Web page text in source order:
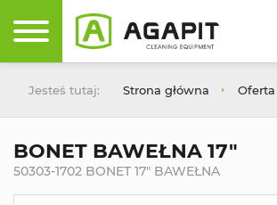
Jesteś tutaj: Strona główna Oferta
BONET BAWEŁNA 17"
50303-1702 BONET 17" BAWEŁNA